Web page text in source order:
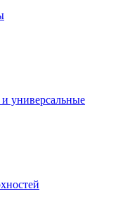
универсальные